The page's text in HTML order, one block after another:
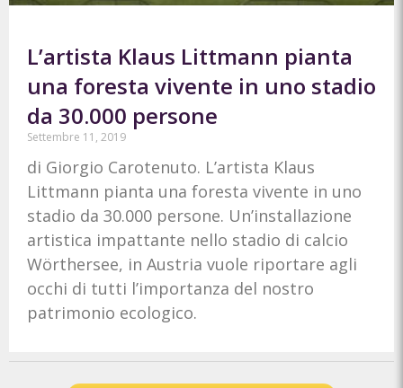
L’artista Klaus Littmann pianta
una foresta vivente in uno stadio
da 30.000 persone
Settembre 11, 2019
di Giorgio Carotenuto. L’artista Klaus
Littmann pianta una foresta vivente in uno
stadio da 30.000 persone. Un’installazione
artistica impattante nello stadio di calcio
Wörthersee, in Austria vuole riportare agli
occhi di tutti l’importanza del nostro
patrimonio ecologico.